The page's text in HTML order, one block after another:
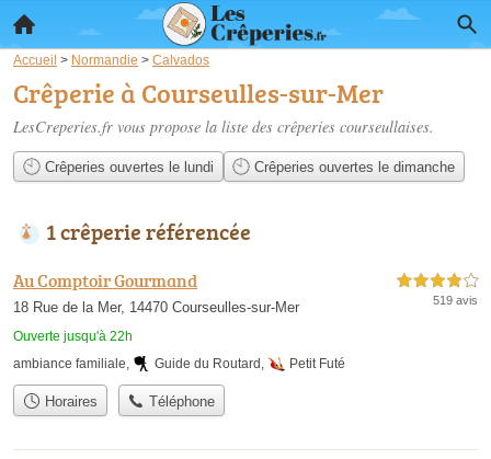
Accueil > Normandie > Calvados
Crêperie à Courseulles-sur-Mer
LesCreperies.fr vous propose la liste des crêperies courseullaises.
Crêperies ouvertes le lundi Crêperies ouvertes le dimanche
1 crêperie référencée
Au Comptoir Gourmand
18 Rue de la Mer, 14470 Courseulles-sur-Mer
Ouverte jusqu'à 22h
4,0 étoiles sur 5
519 avis
ambiance familiale, Guide du Routard , Petit Futé
Horaires Téléphone